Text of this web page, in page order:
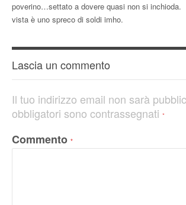
poverino…settato a dovere quasi non si inchioda.
vista è uno spreco di soldi imho.
Lascia un commento
Il tuo indirizzo email non sarà
obbligatori sono contrassegnati *
Commento *